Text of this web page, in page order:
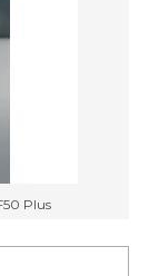
Plus